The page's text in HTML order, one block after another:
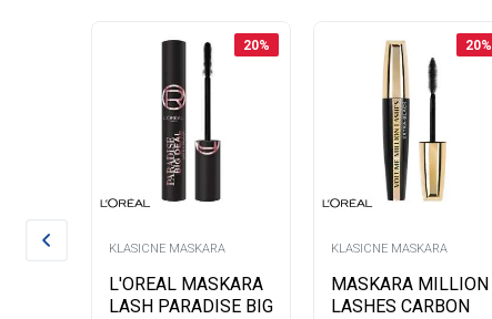
20%
KLASICNE MASKARA
L'OREAL MASKARA
LASH PARADISE BIG
20%
KLASICNE MASKARA
MASKARA MILLION
LASHES CARBON